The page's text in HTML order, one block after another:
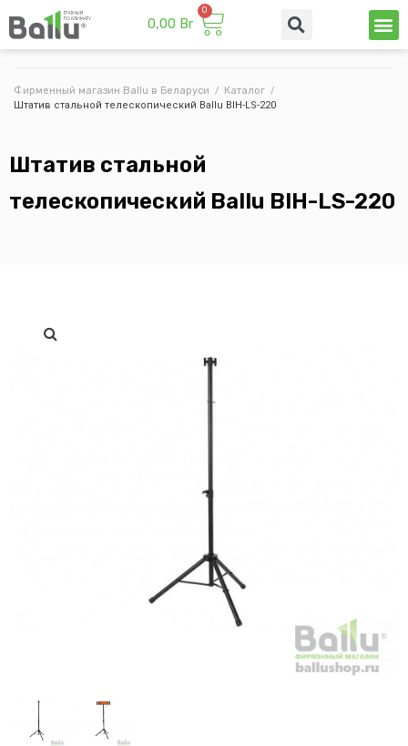
0,00 Br
Фирменный магазин Ballu в Беларуси / Каталог /
Штатив стальной телескопический Ballu BIH-LS-220
Штатив стальной
телескопический Ballu BIH-LS-220